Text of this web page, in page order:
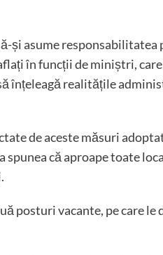
și asume responsabilitatea
în funcții de miniștri,
înțeleagă realitățile
de aceste măsuri
spunea că aproape toate
posturi vacante, pe care le